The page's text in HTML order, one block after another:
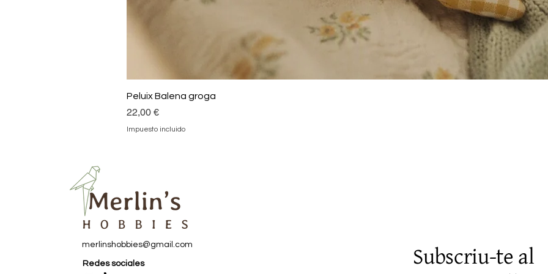
Peluix Balena groga
Precio
22,00 €
Impuesto incluido
merlinshobbies@gmail.com
Redes sociales
Subscriu-te al